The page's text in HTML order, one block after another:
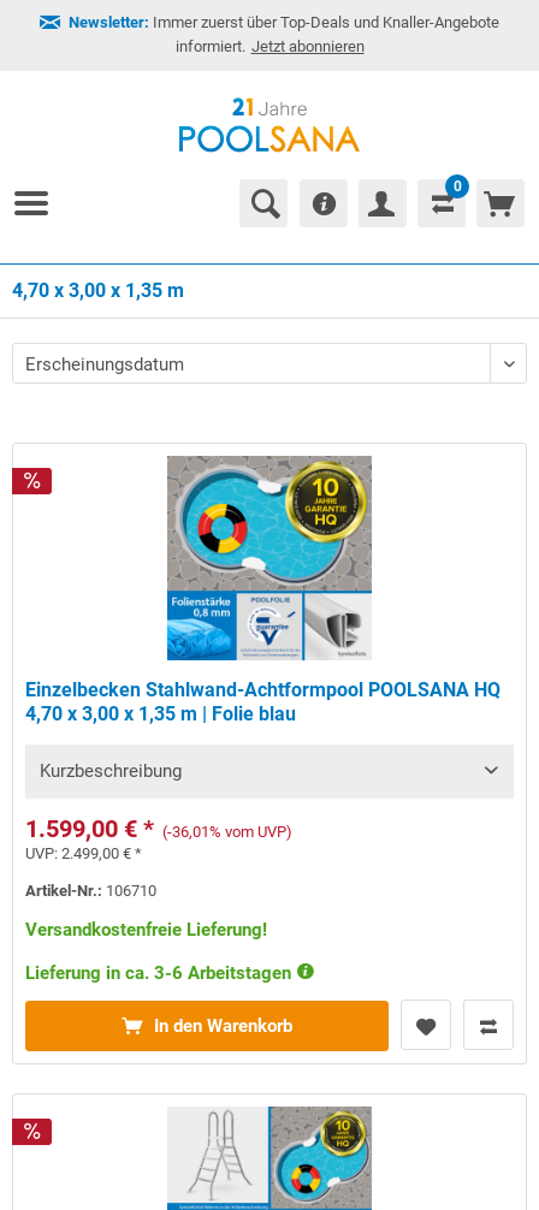
Newsletter: Immer zuerst über Top-Deals und Knaller-Angebote
informiert. Jetzt abonnieren
0
4,70 x 3,00 x 1,35 m
Einzelbecken Stahlwand-Achtformpool POOLSANA HQ
4,70 x 3,00 x 1,35 m | Folie blau
Kurzbeschreibung
1.599,00 € * (-36,01% vom UVP)
UVP:2.499,00 € *
Artikel-Nr.: 106710
Versandkostenfreie Lieferung!
Lieferung in ca. 3-6 Arbeitstagen
In den Warenkorb